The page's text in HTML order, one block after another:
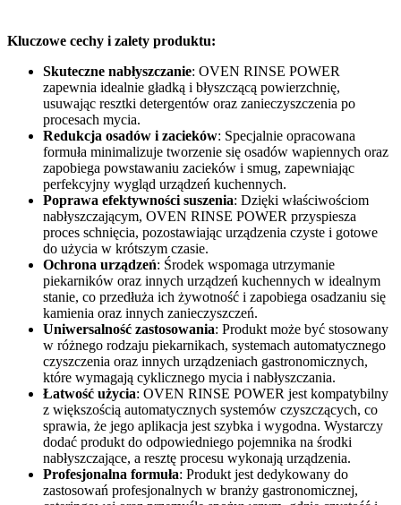
Kluczowe cechy i zalety produktu:
Skuteczne nabłyszczanie: OVEN RINSE POWER
zapewnia idealnie gładką i błyszczącą powierzchnię,
usuwając resztki detergentów oraz zanieczyszczenia po
procesach mycia.
Redukcja osadów i zacieków: Specjalnie opracowana
formuła minimalizuje tworzenie się osadów wapiennych oraz
zapobiega powstawaniu zacieków i smug, zapewniając
perfekcyjny wygląd urządzeń kuchennych.
Poprawa efektywności suszenia: Dzięki właściwościom
nabłyszczającym, OVEN RINSE POWER przyspiesza
proces schnięcia, pozostawiając urządzenia czyste i gotowe
do użycia w krótszym czasie.
Ochrona urządzeń: Środek wspomaga utrzymanie
piekarników oraz innych urządzeń kuchennych w idealnym
stanie, co przedłuża ich żywotność i zapobiega osadzaniu się
kamienia oraz innych zanieczyszczeń.
Uniwersalność zastosowania: Produkt może być stosowany
w różnego rodzaju piekarnikach, systemach automatycznego
czyszczenia oraz innych urządzeniach gastronomicznych,
które wymagają cyklicznego mycia i nabłyszczania.
Łatwość użycia: OVEN RINSE POWER jest kompatybilny
z większością automatycznych systemów czyszczących, co
sprawia, że jego aplikacja jest szybka i wygodna. Wystarczy
dodać produkt do odpowiedniego pojemnika na środki
nabłyszczające, a resztę procesu wykonają urządzenia.
Profesjonalna formuła: Produkt jest dedykowany do
zastosowań profesjonalnych w branży gastronomicznej,